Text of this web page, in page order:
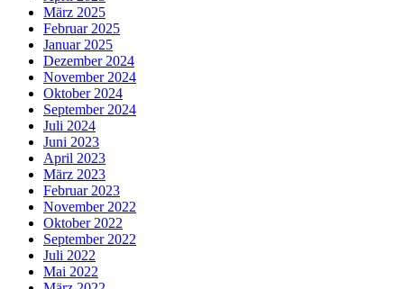
März 2025
Februar 2025
Januar 2025
Dezember 2024
November 2024
Oktober 2024
September 2024
Juli 2024
Juni 2023
April 2023
März 2023
Februar 2023
November 2022
Oktober 2022
September 2022
Juli 2022
Mai 2022